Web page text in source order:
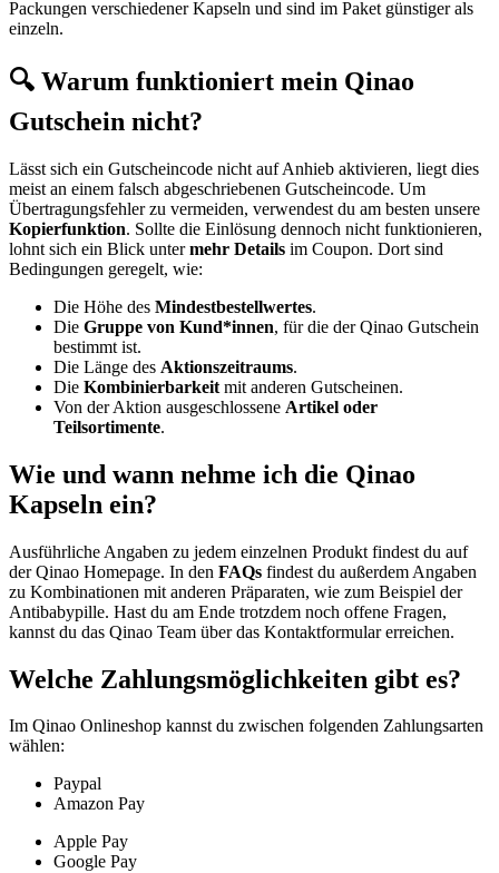
Packungen verschiedener Kapseln und sind im Paket günstiger als
einzeln.
🔍 Warum funktioniert mein Qinao
Gutschein nicht?
Lässt sich ein Gutscheincode nicht auf Anhieb aktivieren, liegt dies
meist an einem falsch abgeschriebenen Gutscheincode. Um
Übertragungsfehler zu vermeiden, verwendest du am besten unsere
Kopierfunktion. Sollte die Einlösung dennoch nicht funktionieren,
lohnt sich ein Blick untermehr Details im Coupon. Dort sind
Bedingungen geregelt, wie:
Die Höhe des Mindestbestellwertes.
Die Gruppe von Kund*innen, für die der Qinao Gutschein
bestimmt ist.
Die Länge des Aktionszeitraums.
Die Kombinierbarkeit mit anderen Gutscheinen.
Von der Aktion ausgeschlossene Artikel oder
Teilsortimente.
Wie und wann nehme ich die Qinao
Kapseln ein?
Ausführliche Angaben zu jedem einzelnen Produkt findest du auf
der Qinao Homepage. In den FAQs findest du außerdem Angaben
zu Kombinationen mit anderen Präparaten, wie zum Beispiel der
Antibabypille. Hast du am Ende trotzdem noch offene Fragen,
kannst du das Qinao Team über das Kontaktformular erreichen.
Welche Zahlungsmöglichkeiten gibt es?
Im Qinao Onlineshop kannst du zwischen folgenden Zahlungsarten
wählen:
Paypal
Amazon Pay
Apple Pay
Google Pay